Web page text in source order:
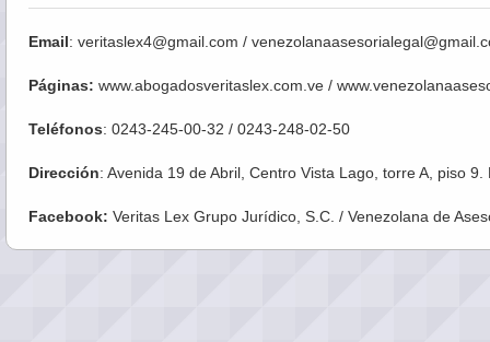
Email: veritaslex4@gmail.com /
Páginas: www.abogadosveritaslex.com.ve /
Teléfonos: 0243-245-00-32 / 0243-248-02-50
Dirección: Avenida 19 de Abril, Centro Vista Lago, torre A, piso
Facebook: Veritas Lex Grupo Jurídico, S.C. / Venezolana de